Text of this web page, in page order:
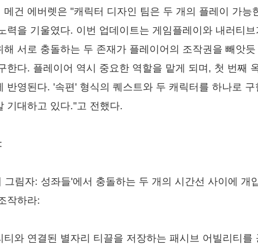
건 에버렛은 "캐릭터 디자인 팀은 두 개의 플레이 가
력을 기울였다. 이번 업데이트는 게임플레이와 내러티
해 서로 충돌하는 두 존재가 플레이어의 조작권을 빼앗
한다. 플레이어 역시 중요한 역할을 맡게 되며, 첫 번째
반영된다. '속편' 형식의 퀘스트와 두 캐릭터를 하나로
기대하고 있다."고 전했다.
그림자: 성좌들'에서 충돌하는 두 개의 시간선 사이에 개
작하라:
티와 연결된 별자리 티끌을 저장하는 패시브 어빌리티